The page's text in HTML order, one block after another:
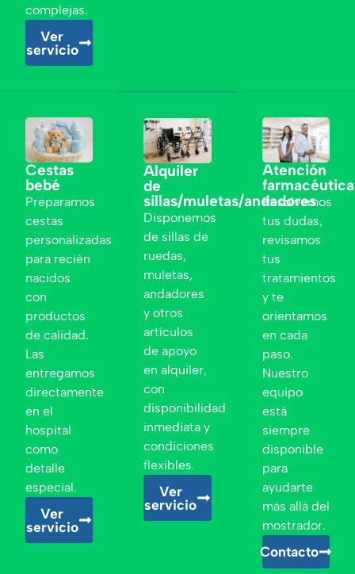
complejas.
Ver
servicio
Cestas
bebé
Preparamos
cestas
personalizadas
para recién
nacidos
con
productos
de calidad.
Las
entregamos
directamente
en el
hospital
como
detalle
especial.
Ver
servicio
Alquiler
de
sillas/muletas/andadores
Disponemos
de sillas de
ruedas,
muletas,
andadores
y otros
artículos
de apoyo
en alquiler,
con
disponibilidad
inmediata y
condiciones
flexibles.
Ver
servicio
Atención
farmacéutica
Resolvemos
tus dudas,
revisamos
tus
tratamientos
y te
orientamos
en cada
paso.
Nuestro
equipo
está
siempre
disponible
para
ayudarte
más allá del
mostrador.
Contacto